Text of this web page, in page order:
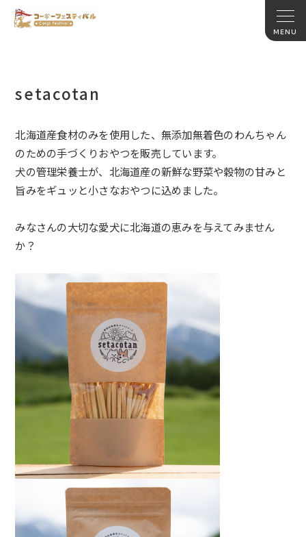
setacotan
北海道産食材のみを使用した、無添加無着色のわんちゃん
のための手づくりおやつを販売しています。
犬の管理栄養士が、北海道産の新鮮な野菜や穀物の甘みと
旨みをギュッと小さなおやつに込めました。
みなさんの大切な愛犬に北海道の恵みを与えてみません
か？